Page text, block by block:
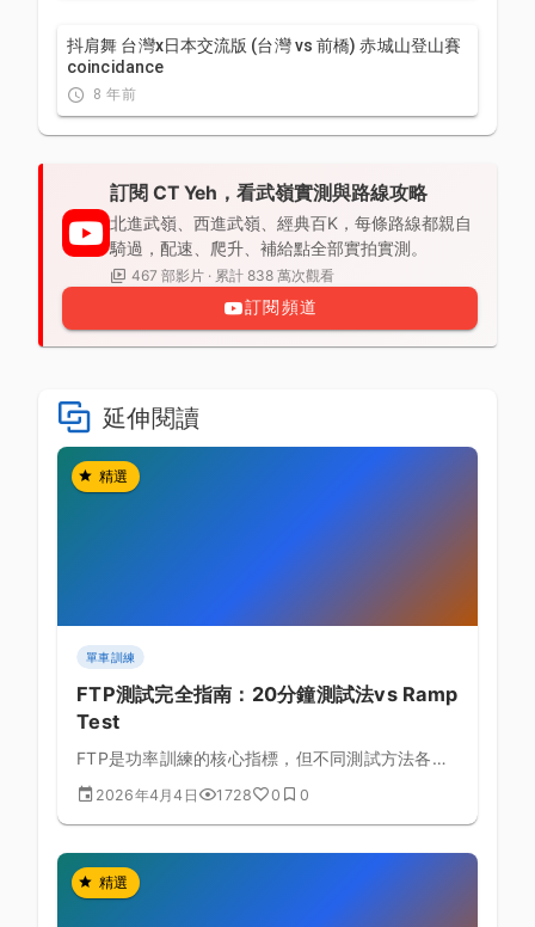
抖肩舞 台灣x日本交流版 (台灣 vs 前橋) 赤城山登山賽
coincidance
8 年前
訂閱 CT Yeh，看武嶺實測與路線攻略
北進武嶺、西進武嶺、經典百K，每條路線都親自
騎過，配速、爬升、補給點全部實拍實測。
467 部影片 · 累計 838 萬次觀看
訂閱頻道
延伸閱讀
精選
單車訓練
FTP測試完全指南：20分鐘測試法vs Ramp
Test
FTP是功率訓練的核心指標，但不同測試方法各有
優缺點，本文深入比較兩種主流測試法，幫助你找
到最準確的測試方式。
2026年4月4日 1728 0 0
精選